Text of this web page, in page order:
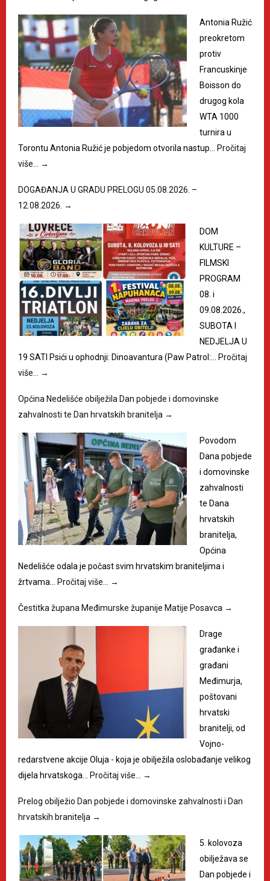
Antonia Ružić
preokretom
protiv
Francuskinje
Boisson do
drugog kola
WTA 1000
turnira u
Torontu Antonia Ružić je pobjedom otvorila nastup… Pročitaj
više…
→
DOGAĐANJA U GRADU PRELOGU 05.08.2026. –
12.08.2026. →
DOM
KULTURE –
FILMSKI
PROGRAM
08. i
09.08.2026.,
SUBOTA I
NEDJELJA U
19 SATI Psići u ophodnji: Dinoavantura (Paw Patrol:… Pročitaj
više…
→
Općina Nedelišće obilježila Dan pobjede i domovinske
zahvalnosti te Dan hrvatskih branitelja →
Povodom
Dana pobjede
i domovinske
zahvalnosti
te Dana
hrvatskih
branitelja,
Općina
Nedelišće odala je počast svim hrvatskim braniteljima i
žrtvama… Pročitaj više… →
Čestitka župana Međimurske županije Matije Posavca →
Drage
građanke i
građani
Međimurja,
poštovani
hrvatski
branitelji, od
Vojno-
redarstvene akcije Oluja - koja je obilježila oslobađanje velikog
dijela hrvatskoga… Pročitaj više… →
Prelog obilježio Dan pobjede i domovinske zahvalnosti i Dan
hrvatskih branitelja →
5. kolovoza
obilježava se
Dan pobjede i